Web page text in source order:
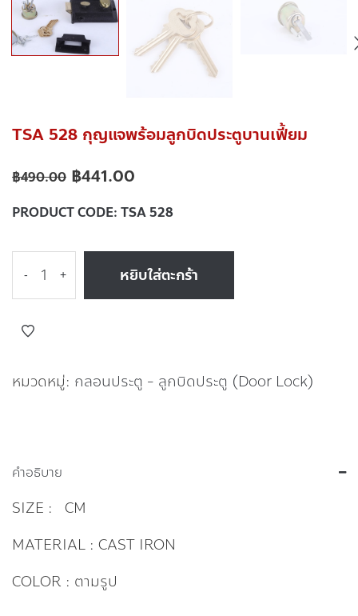
TSA 528 กุญแจพร้อมลูกบิดประตูบานเฟี้ยม
฿490.00 ฿441.00
PRODUCT CODE: TSA 528
- + หยิบใส่ตะกร้า
หมวดหมู่: กลอนประตู - ลูกบิดประตู (Door Lock)
คำอธิบาย
SIZE : CM
MATERIAL : CAST IRON
COLOR : ตามรูป